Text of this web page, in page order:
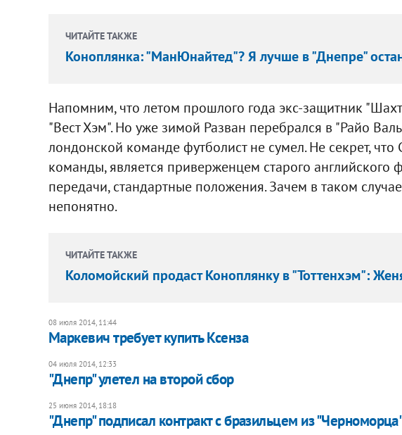
ЧИТАЙТЕ ТАКЖЕ
Коноплянка: "МанЮнайтед"? Я лучше в "Днепре"
Напомним, что летом прошлого года экс-защитник
"Вест Хэм". Но уже зимой Разван перебрался в "Райо
лондонской команде футболист не сумел. Не секрет, что
команды, является приверженцем старого английского
передачи, стандартные положения. Зачем в таком
непонятно.
ЧИТАЙТЕ ТАКЖЕ
Коломойский продаст Коноплянку в "Тоттенхэм":
08 июля 2014, 11:44
Маркевич требует купить Ксенза
04 июля 2014, 12:33
"Днепр" улетел на второй сбор
25 июня 2014, 18:18
"Днепр" подписал контракт с бразильцем из